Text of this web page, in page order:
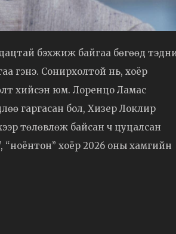
бэхжиж байгаа бөгөөд
гэнэ. Сонирхолтой нь, хоёр
хийсэн юм. Лоренцо Ламас
гаргасан бол, Хизер Локлир
төлөвлөж байсан ч цуцалсан
“ноёнтон” хоёр 2026 оны хамгийн